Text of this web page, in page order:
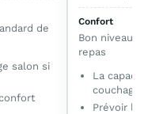
de
salon si
Confort
Bon niveau
repas
La
couchages
Prévoir